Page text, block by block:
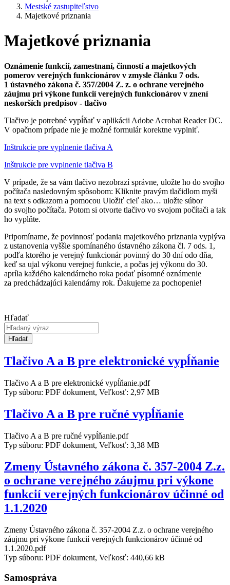
Mestské zastupiteľstvo
Majetkové priznania
Majetkové priznania
Oznámenie funkcií, zamestnaní, činností a majetkových
pomerov verejných funkcionárov v zmysle článku 7 ods.
1 ústavného zákona č. 357/2004 Z. z. o ochrane verejného
záujmu pri výkone funkcií verejných funkcionárov v znení
neskorších predpisov - tlačivo
Tlačivo je potrebné vypĺňať v aplikácii Adobe Acrobat Reader DC.
V opačnom prípade nie je možné formulár korektne vyplniť.
Inštrukcie pre vyplnenie tlačiva A
Inštrukcie pre vyplnenie tlačiva B
V prípade, že sa vám tlačivo nezobrazí správne, uložte ho do svojho
počítača nasledovným spôsobom: Kliknite pravým tlačidlom myši
na text s odkazom a pomocou Uložiť cieľ ako… uložte súbor
do svojho počítača. Potom si otvorte tlačivo vo svojom počítači a tak
ho vyplňte.
Pripomíname, že povinnosť podania majetkového priznania vyplýva
z ustanovenia vyššie spomínaného ústavného zákona čl. 7 ods. 1,
podľa ktorého je verejný funkcionár povinný do 30 dní odo dňa,
keď sa ujal výkonu verejnej funkcie, a počas jej výkonu do 30.
apríla každého kalendárneho roka podať písomné oznámenie
za predchádzajúci kalendárny rok. Ďakujeme za pochopenie!
Hľadať
Hľadať
Tlačivo A a B pre elektronické vypĺňanie
Tlačivo A a B pre elektronické vypĺňanie.pdf
Typ súboru: PDF dokument, Veľkosť: 2,97 MB
Tlačivo A a B pre ručné vypĺňanie
Tlačivo A a B pre ručné vypĺňanie.pdf
Typ súboru: PDF dokument, Veľkosť: 3,38 MB
Zmeny Ústavného zákona č. 357-2004 Z.z.
o ochrane verejného záujmu pri výkone
funkcií verejných funkcionárov účinné od
1.1.2020
Zmeny Ústavného zákona č. 357-2004 Z.z. o ochrane verejného
záujmu pri výkone funkcií verejných funkcionárov účinné od
1.1.2020.pdf
Typ súboru: PDF dokument, Veľkosť: 440,66 kB
Samospráva